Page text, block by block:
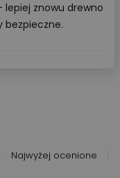
znowu drewno
bezpieczne.
Najwyżej ocenione